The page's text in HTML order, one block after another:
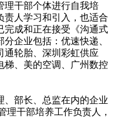
理干部个体进行自我培
责人学习和引入，也适合
完成和正在接受《沟通式
企业包括：优速快递、
通轮胎、深圳彩虹供应
梯、美的空调、广州数控
、部长、总监在内的企业
理干部培养工作负责人，